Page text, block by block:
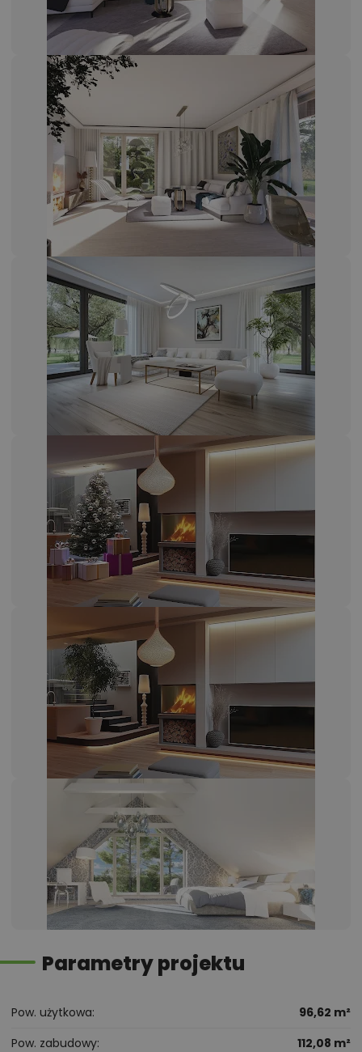
Parametry projektu
Pow. użytkowa
96,62 m²
Pow. zabudowy
112,08 m²